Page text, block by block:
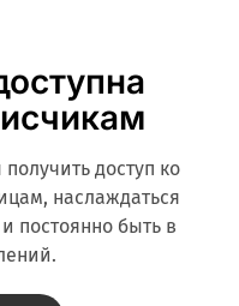
доступ ко
наслаждаться
постоянно быть в